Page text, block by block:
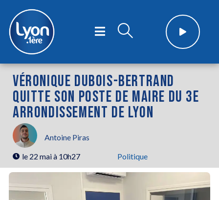
VÉRONIQUE DUBOIS-BERTRAND
QUITTE SON POSTE DE MAIRE DU 3E
ARRONDISSEMENT DE LYON
Antoine Piras
le 22 mai à 10h27 Politique